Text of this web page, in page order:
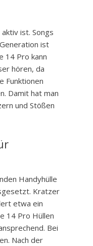
ist. Songs
ist
14 Pro kann
hören, da
Funktionen
Damit hat man
und Stößen
Handyhülle
Kratzer
etwa ein
14 Pro Hüllen
Bei
Nach der